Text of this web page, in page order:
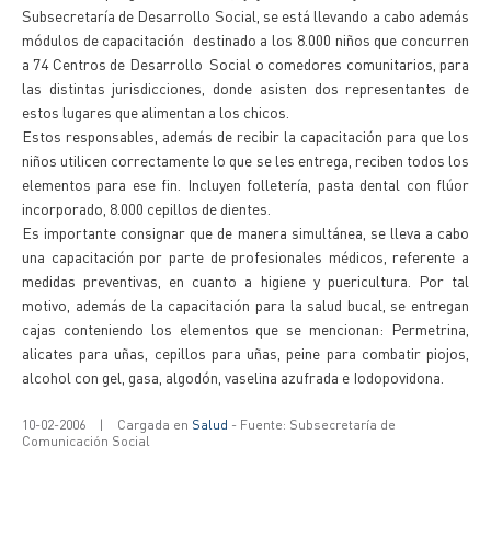
Subsecretaría de Desarrollo Social, se está llevando a cabo además
módulos de capacitación destinado a los 8.000 niños que concurren
a 74 Centros de Desarrollo Social o comedores comunitarios, para
las distintas jurisdicciones, donde asisten dos representantes de
estos lugares que alimentan a los chicos.
Estos responsables, además de recibir la capacitación para que los
niños utilicen correctamente lo que se les entrega, reciben todos los
elementos para ese fin. Incluyen folletería, pasta dental con flúor
incorporado, 8.000 cepillos de dientes.
Es importante consignar que de manera simultánea, se lleva a cabo
una capacitación por parte de profesionales médicos, referente a
medidas preventivas, en cuanto a higiene y puericultura. Por tal
motivo, además de la capacitación para la salud bucal, se entregan
cajas conteniendo los elementos que se mencionan: Permetrina,
alicates para uñas, cepillos para uñas, peine para combatir piojos,
alcohol con gel, gasa, algodón, vaselina azufrada e Iodopovidona.
10-02-2006 | Cargada en Salud - Fuente: Subsecretaría de
Comunicación Social